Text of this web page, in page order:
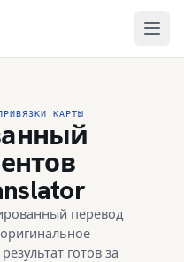
КАРТЫ
перевод
готов за